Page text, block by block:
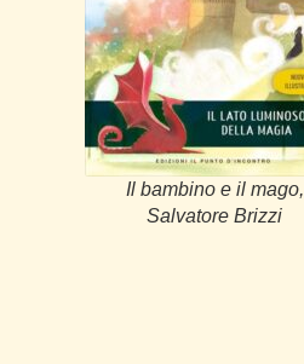
Il bambino e il mago,
Salvatore Brizzi